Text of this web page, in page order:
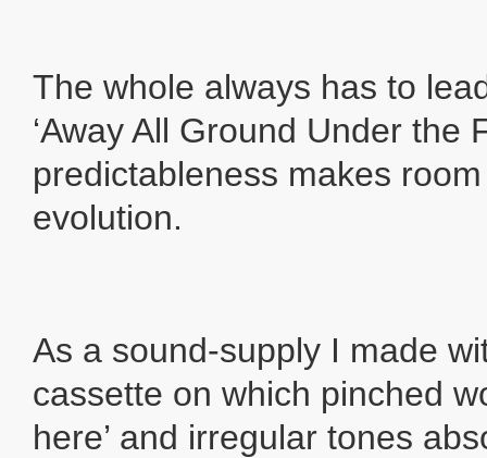
The whole always has to
‘Away All Ground Under the
predictableness makes
evolution.
As a sound-supply I made
cassette on which pinched
here’ and irregular tones